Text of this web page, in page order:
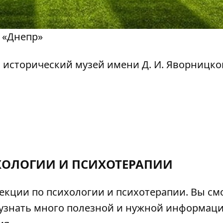
музей имени Д. И.
И ПСИХОТЕРАПИИ
по психологии и психотерапии. Вы
много полезной и нужной